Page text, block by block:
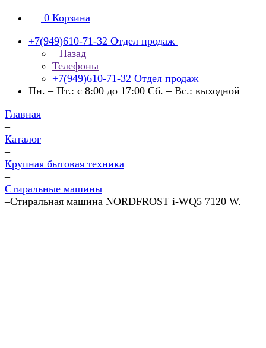
0 Корзина
+7(949)610-71-32 Отдел продаж
Назад
Телефоны
+7(949)610-71-32 Отдел продаж
Пн. – Пт.: с 8:00 до 17:00 Сб. – Вс.: выходной
Главная
–
Каталог
–
Крупная бытовая техника
–
Стиральные машины
–Стиральная машина NORDFROST i-WQ5 7120 W.